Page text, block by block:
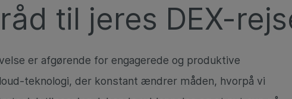
til jeres DEX-
er afgørende for engagerede og produktive
teknologi, der konstant ændrer måden, hvorpå vi